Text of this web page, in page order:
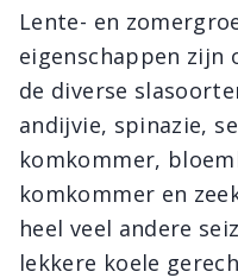
Lente- en
eigenschappen zijn
de diverse
andijvie, spinazie,
komkommer,
komkommer en
heel veel andere
lekkere koele